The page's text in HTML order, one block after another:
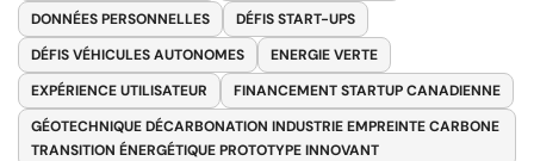
DONNÉES PERSONNELLES
DÉFIS START-UPS
DÉFIS VÉHICULES AUTONOMES
ENERGIE VERTE
EXPÉRIENCE UTILISATEUR
FINANCEMENT STARTUP CANADIENNE
GÉOTECHNIQUE DÉCARBONATION INDUSTRIE EMPREINTE CARBONE
TRANSITION ÉNERGÉTIQUE PROTOTYPE INNOVANT